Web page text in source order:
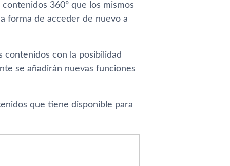
360º que los mismos
forma de acceder de nuevo a
contenidos con la posibilidad
se añadirán nuevas funciones
que tiene disponible para